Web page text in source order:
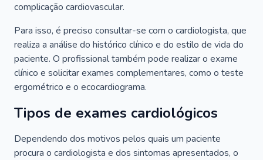
complicação cardiovascular.
Para isso, é preciso consultar-se com o cardiologista, que
realiza a análise do histórico clínico e do estilo de vida do
paciente. O profissional também pode realizar o exame
clínico e solicitar exames complementares, como o teste
ergométrico e o ecocardiograma.
Tipos de exames cardiológicos
Dependendo dos motivos pelos quais um paciente
procura o cardiologista e dos sintomas apresentados, o